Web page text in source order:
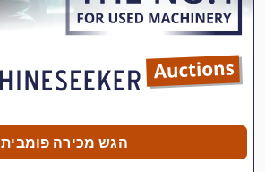
הגש מכירה פומבית